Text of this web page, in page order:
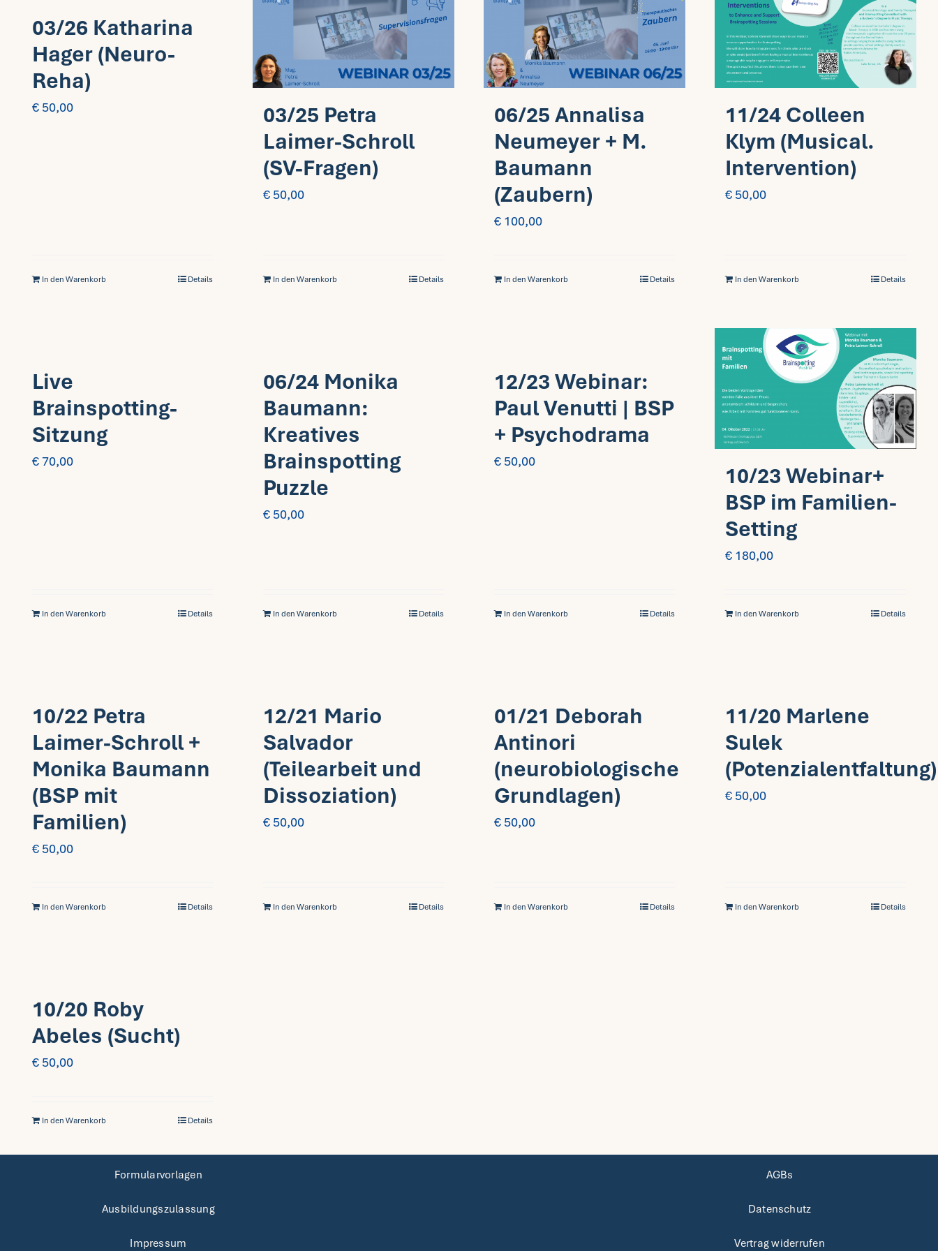
03/26 Katharina
Hager (Neuro-
Reha)
€ 50,00
In den Warenkorb Details
03/25 Petra
Laimer-Schroll
(SV-Fragen)
€ 50,00
In den Warenkorb Details
06/25 Annalisa
Neumeyer + M.
Baumann
(Zaubern)
€ 100,00
In den Warenkorb Details
11/24 Colleen
Klym (Musical.
Intervention)
€ 50,00
In den Warenkorb Details
Live
Brainspotting-
Sitzung
€70,00
In den Warenkorb Details
06/24 Monika
Baumann:
Kreatives
Brainspotting
Puzzle
€ 50,00
In den Warenkorb Details
12/23 Webinar:
Paul Venutti | BSP
+ Psychodrama
€ 50,00
In den Warenkorb Details
10/23 Webinar+
BSP im Familien-
Setting
€ 180,00
In den Warenkorb Details
10/22 Petra
Laimer-Schroll +
Monika Baumann
(BSP mit
Familien)
€ 50,00
In den Warenkorb Details
12/21 Mario
Salvador
(Teilearbeit und
Dissoziation)
€ 50,00
In den Warenkorb Details
01/21 Deborah
Antinori
(neurobiologische
Grundlagen)
€ 50,00
In den Warenkorb Details
11/20 Marlene
Sulek
(Potenzialentfaltung)
€ 50,00
In den Warenkorb Details
10/20 Roby
Abeles (Sucht)
€ 50,00
In den Warenkorb Details
Formularvorlagen
Ausbildungszulassung
Impressum
AGBs
Datenschutz
Vertrag widerrufen